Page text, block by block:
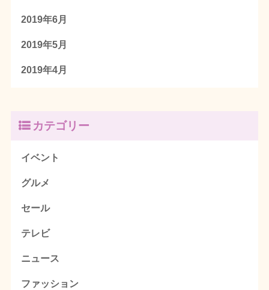
2019年6月
2019年5月
2019年4月
カテゴリー
イベント
グルメ
セール
テレビ
ニュース
ファッション